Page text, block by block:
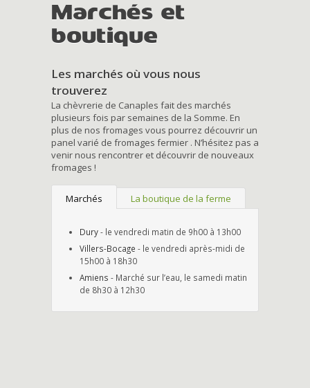
Marchés et
boutique
Les marchés où vous nous
trouverez
La chèvrerie de Canaples fait des marchés
plusieurs fois par semaines de la Somme. En
plus de nos fromages vous pourrez découvrir un
panel varié de fromages fermier . N’hésitez pas a
venir nous rencontrer et découvrir de nouveaux
fromages !
Marchés La boutique de la ferme
Dury- le vendredi matin de 9h00 à 13h00
Villers-Bocage - le vendredi après-midi de
15h00 à 18h30
Amiens - Marché sur l’eau, le samedi matin
de 8h30 à 12h30